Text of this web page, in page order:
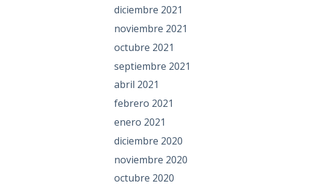
diciembre 2021
noviembre 2021
octubre 2021
septiembre 2021
abril 2021
febrero 2021
enero 2021
diciembre 2020
noviembre 2020
octubre 2020